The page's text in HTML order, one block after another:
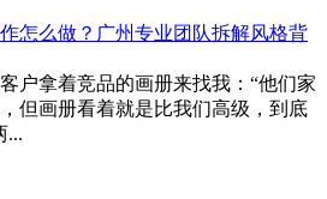
怎么做？广州专业团队拆解风格背
户拿着竞品的画册来找我：“他们家
但画册看着就是比我们高级，到底
...